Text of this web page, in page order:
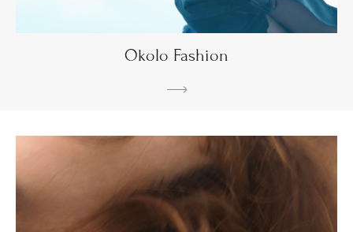
Okolo Fashion